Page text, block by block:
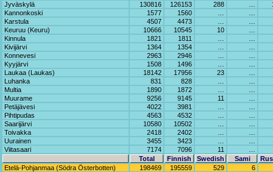
Jyväskylä
130816 126153 288
Kannonkoski
1577 1560
Karstula
4507 4473
Keuruu (Keuru)
10666 10545 10
Kinnula
1821 1811
Kivijärvi
1364 1354
Konnevesi
2963 2946
Kyyjärvi
1508 1496
Laukaa (Laukas)
18142 17956 23
Luhanka
831 828
Multia
1890 1872
Muurame
9256 9145 11
Petäjävesi
4022 3981
Pihtipudas
4563 4532
Saarijärvi
10580 10502
Toivakka
2418 2402
Uurainen
3455 3423
Viitasaari
7174 7096 11
Total
Finnish Swedish Sami
Etelä-Pohjanmaa (Södra Österbotten)
198469 195559 529
6